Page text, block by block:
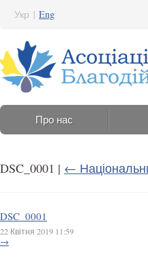
Укр | Eng
Про нас
DSC_0001 | ←
DSC_0001
22 Квітня 2019 11:59
→